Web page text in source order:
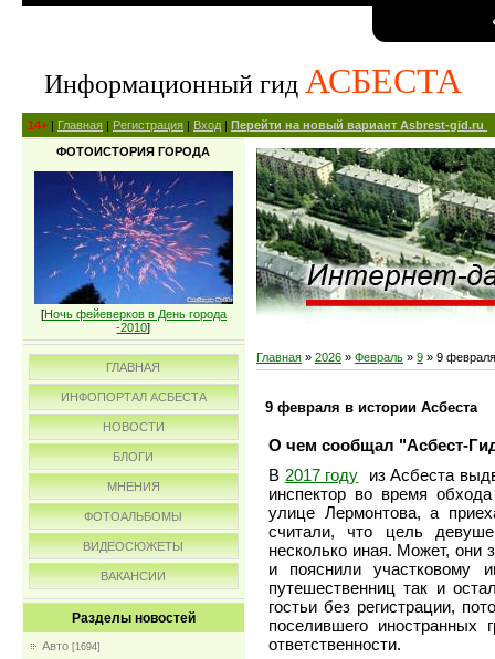
Информационный гид АСБЕСТА
14+ | Главная | Регистрация | Вход | Перейти на новый вариант Asbrest-gid.ru
ФОТОИСТОРИЯ ГОРОДА
[Ночь фейеверков в День города
-2010]
ГЛАВНАЯ
ИНФОПОРТАЛ АСБЕСТА
НОВОСТИ
БЛОГИ
МНЕНИЯ
ФОТОАЛЬБОМЫ
ВИДЕОСЮЖЕТЫ
ВАКАНСИИ
Разделы новостей
Авто [1694]
Главная » 2026 » Февраль » 9 » 9
9 февраля в истории Асбеста
О чем сообщал "Асбест-
В 2017 году из Асбеста
инспектор во время
улице Лермонтова, а
считали, что цель
несколько иная. Может, они
и пояснили участковому
путешественниц так и
гостьи без регистрации,
поселившего иностранных
ответственности.